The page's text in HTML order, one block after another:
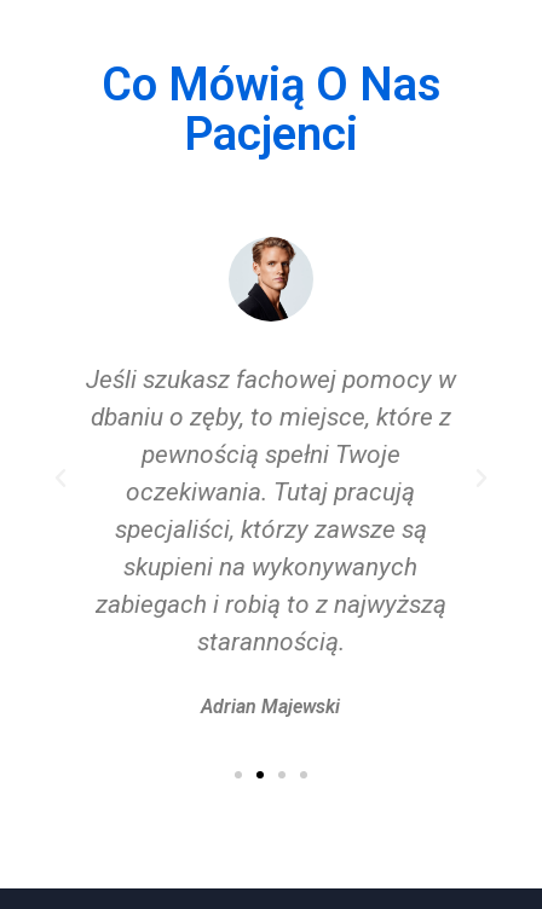
Co Mówią O Nas
Pacjenci
Jeśli szukasz fachowej pomocy w
dbaniu o zęby, to miejsce, które z
pewnością spełni Twoje
oczekiwania. Tutaj pracują
specjaliści, którzy zawsze są
skupieni na wykonywanych
zabiegach i robią to z najwyższą
starannością.
Adrian Majewski